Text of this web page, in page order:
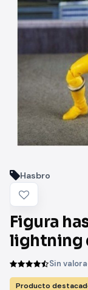
Hasbro
Figura
lightning
ranger
Sin
Producto